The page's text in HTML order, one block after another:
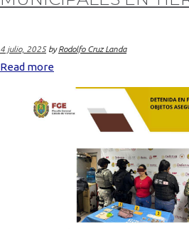
4 julio, 2025 byRodolfo Cruz Landa
Read more